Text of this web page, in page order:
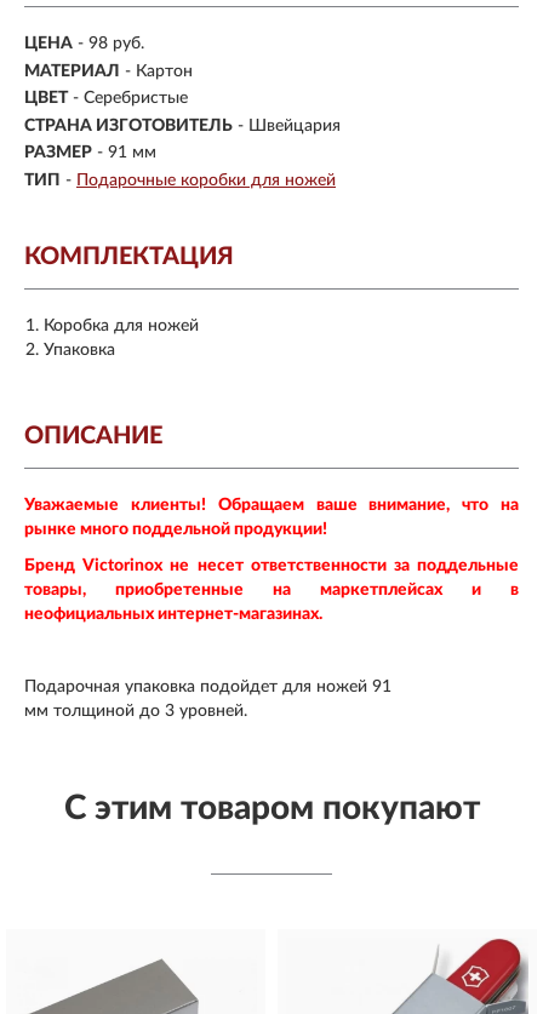
ЦЕНА - 98 руб.
МАТЕРИАЛ - Картон
ЦВЕТ - Серебристые
СТРАНА ИЗГОТОВИТЕЛЬ - Швейцария
РАЗМЕР - 91 мм
ТИП - Подарочные коробки для ножей
КОМПЛЕКТАЦИЯ
Коробка для ножей
Упаковка
ОПИСАНИЕ
Уважаемые клиенты! Обращаем ваше внимание, что на
рынке много поддельной продукции!
Бренд Victorinox не несет ответственности за поддельные
товары, приобретенные на маркетплейсах и в
неофициальных интернет-магазинах.
Подарочная упаковка подойдет для ножей 91
мм толщиной до 3 уровней.
С этим товаром покупают